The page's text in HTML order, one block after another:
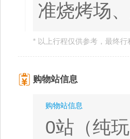
准烧烤场
* 以上行程仅供参考，最终行
购物站信息
购物站信息
0站（纯玩